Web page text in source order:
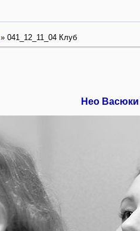
» 041_12_11_04 Клуб
Нео Васюки